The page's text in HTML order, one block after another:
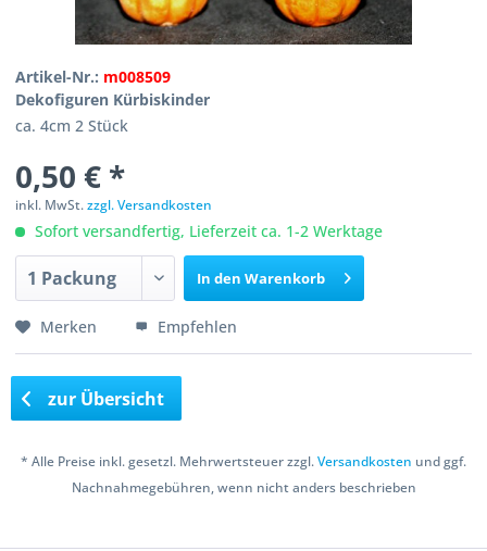
Artikel-Nr.: m008509
Dekofiguren Kürbiskinder
ca. 4cm 2 Stück
0,50 € *
inkl. MwSt.zzgl. Versandkosten
Sofort versandfertig, Lieferzeit ca. 1-2 Werktage
In den Warenkorb
Merken Empfehlen
zur Übersicht
* Alle Preise inkl. gesetzl. Mehrwertsteuer zzgl.Versandkosten und ggf.
Nachnahmegebühren, wenn nicht anders beschrieben